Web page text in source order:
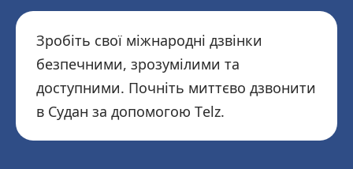
Зробіть свої міжнародні дзвінки
безпечними, зрозумілими та
доступними. Почніть миттєво дзвонити
в Судан за допомогою Telz.